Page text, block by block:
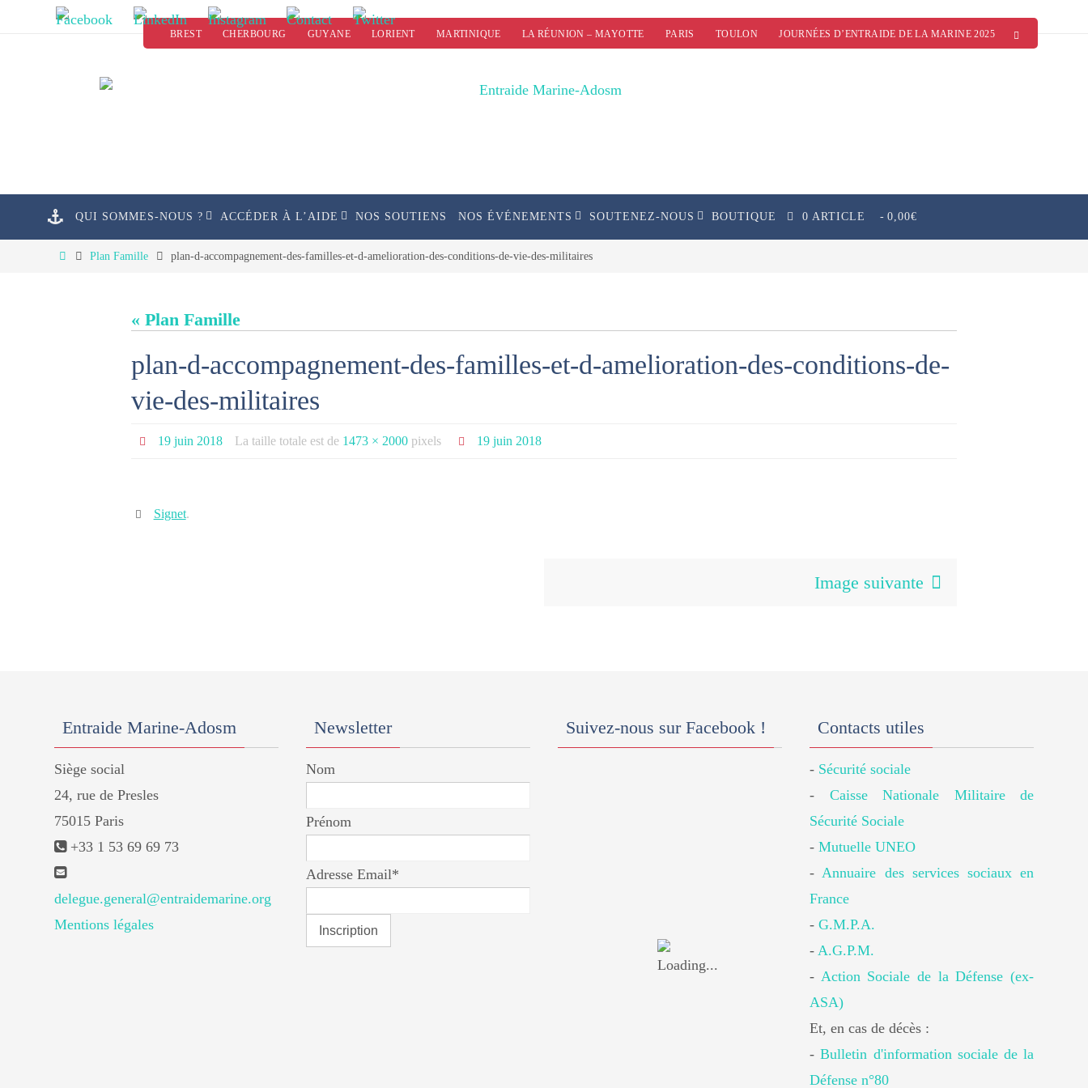
BREST CHERBOURG GUYANE LORIENT MARTINIQUE LA RÉUNION – MAYOTTE PARIS TOULON JOURNÉES D’ENTRAIDE DE LA MARINE 2025
QUI SOMMES-NOUS ? ACCÉDER À L’AIDE NOS SOUTIENS NOS ÉVÉNEMENTS SOUTENEZ-NOUS BOUTIQUE 0 ARTICLE 0,00€
HomePlan Famille plan-d-accompagnement-des-familles-et-d-amelioration-des-conditions-de-vie-des-militaires
« Plan Famille
plan-d-accompagnement-des-familles-et-d-amelioration-des-conditions-de-
vie-des-militaires
19 juin 2018 La taille totale est de 1473 × 2000pixels 19 juin 2018
Signet.
Image suivante
Entraide Marine-Adosm
Siège social
24, rue de Presles
75015 Paris
+33 1 53 69 69 73
delegue.general@entraidemarine.org
Mentions légales
Newsletter
Nom
Prénom
Adresse Email*
Suivez-nous sur Facebook ! Contacts utiles
- Sécurité sociale
- Caisse Nationale Militaire de
Sécurité Sociale
-Mutuelle UNEO
-Annuaire des services sociaux en
France
-G.M.P.A.
-A.G.P.M.
- Action Sociale de la Défense (ex-
ASA)
Et, en cas de décès :
-Bulletin d'information sociale de la
Défense n°80